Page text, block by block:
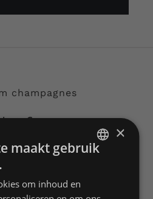
champagnes
uit Rotterdam
de verkoop van
×
maakt gebruik
om inhoud en